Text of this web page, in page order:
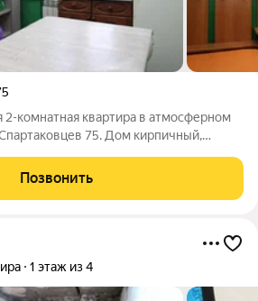
2-комнатная квартира в атмосферном
75. Дом кирпичный,
потолки 3,2м, удачная планировка,
Позвонить
1 этаж из 4